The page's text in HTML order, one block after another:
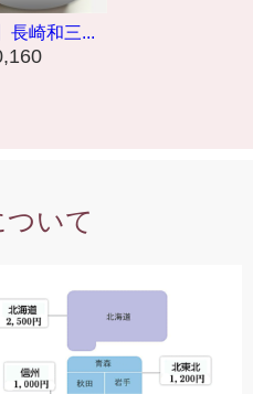
長崎和三...
いて